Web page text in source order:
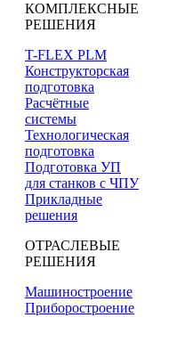
КОМПЛЕКСНЫЕ
РЕШЕНИЯ
T-FLEX PLM
Конструкторская
подготовка
Расчётные
системы
Технологическая
подготовка
Подготовка УП
для станков с ЧПУ
Прикладные
решения
ОТРАСЛЕВЫЕ
РЕШЕНИЯ
Машиностроение
Приборостроение